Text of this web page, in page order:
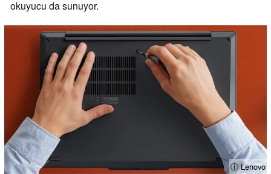
okuyucu da sunuyor.
ⓘ Lenovo